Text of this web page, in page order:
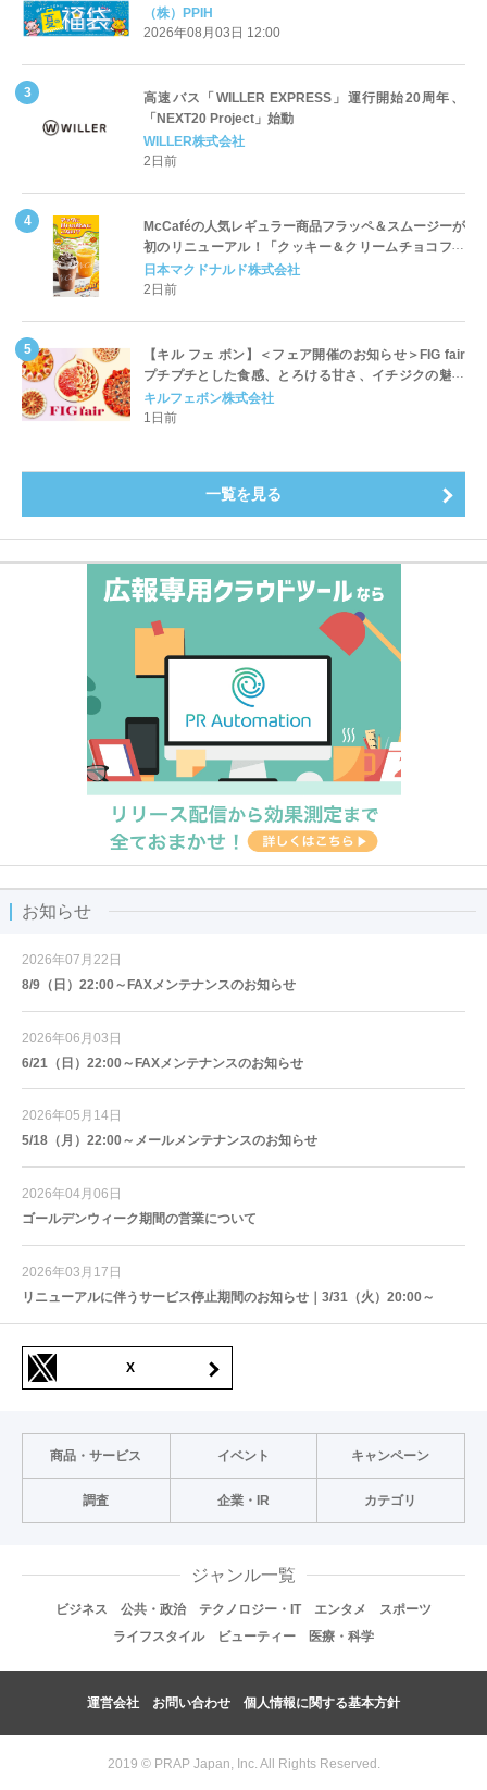
「夏福袋」＆セール 8月6日(木)より順次スタート
（株）PPIH
2026年08月03日 12:00
高速バス「WILLER EXPRESS」運行開始20周年、
「NEXT20 Project」始動
WILLER株式会社
2日前
McCaféの人気レギュラー商品フラッペ＆スムージーが
初のリニューアル！「クッキー＆クリームチョコフラ
ッペ」「マンゴースムージー」8月5日（水）から販売
開始
日本マクドナルド株式会社
2日前
【キル フェ ボン】＜フェア開催のお知らせ＞FIG fair
プチプチとした食感、とろける甘さ、イチジクの魅力
をたっぷりと。新作を含め、イチジク尽くしの全4種が
登場8月20日（木）スタート
キルフェボン株式会社
1日前
一覧を見る
お知らせ
2026年07月22日
8/9（日）22:00～FAXメンテナンスのお知らせ
2026年06月03日
6/21（日）22:00～FAXメンテナンスのお知らせ
2026年05月14日
5/18（月）22:00～メールメンテナンスのお知らせ
2026年04月06日
ゴールデンウィーク期間の営業について
2026年03月17日
リニューアルに伴うサービス停止期間のお知らせ｜3/31（火）20:00～
X
商品・サービス イベント キャンペーン
調査 企業・IR カテゴリ
ジャンル一覧
ビジネス 公共・政治 テクノロジー・IT エンタメ
スポーツ
ライフスタイル
ビューティー 医療・科学
運営会社 お問い合わせ 個人情報に関する基本方針
2019 © PRAP Japan, Inc. All Rights Reserved.